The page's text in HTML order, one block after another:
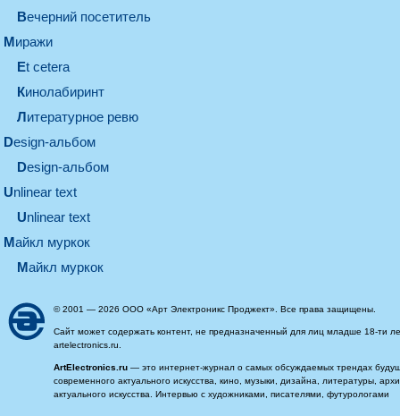
вечерний посетитель
миражи
et cetera
кинолабиринт
литературное ревю
design-альбом
design-альбом
unlinear text
Unlinear text
майкл муркок
майкл муркок
© 2001 — 2026 ООО «Арт Электроникс Проджект». Все права защищены.
Сайт может содержать контент, не предназначенный для лиц младше 18-ти
artelectronics.ru.
ArtElectronics.ru — это интернет-журнал о самых обсуждаемых трендах
современного актуального искусства, кино, музыки, дизайна, литературы,
актуального искусства. Интервью с художниками, писателями, футурологами